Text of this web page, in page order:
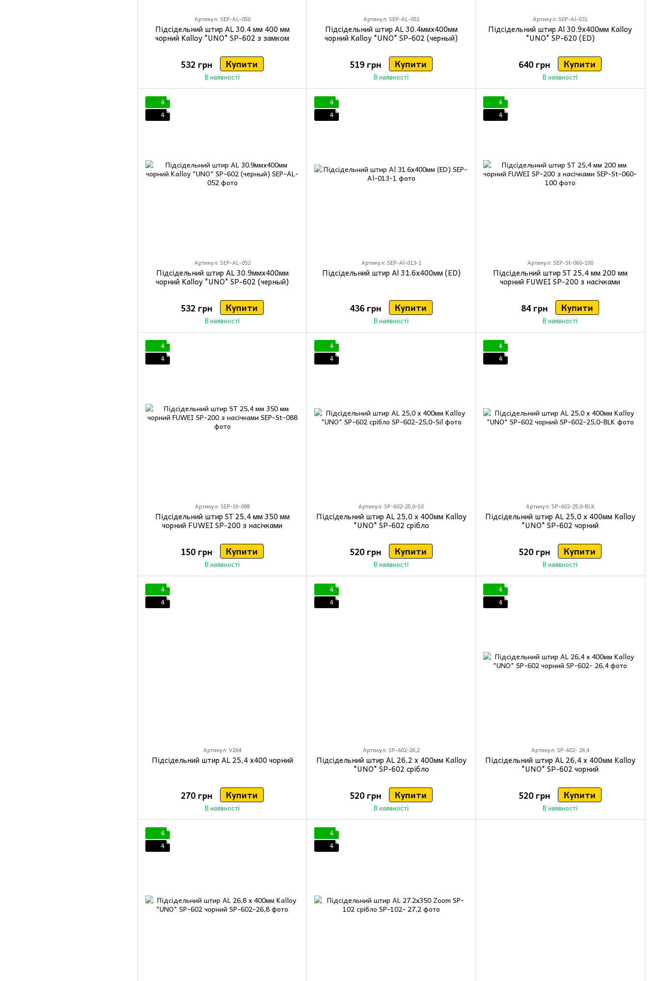
Артикул: SEP-AL-050
Підсідельний штир AL 30.4 мм 400 мм
чорний Kalloy "UNO" SP-602 з замком
532 грн Купити
В наявності
Артикул: SEP-AL-051
Підсідельний штир AL 30.4ммx400мм
чорний Kalloy "UNO" SP-602 (черный)
519 грн Купити
В наявності
Артикул: SEP-Al-031
Підсідельний штир Al 30.9x400мм Kalloy
"UNO" SP-620 (ED)
640 грн Купити
В наявності
4
4
Артикул: SEP-AL-052
Підсідельний штир AL 30.9ммx400мм
чорний Kalloy "UNO" SP-602 (черный)
532 грн Купити
В наявності
4
4
Артикул: SEP-Al-013-1
Підсідельний штир Al 31.6x400мм (ED)
436 грн Купити
В наявності
4
4
Артикул: SEP-St-060-100
Підсідельний штир ST 25,4 мм 200 мм
чорний FUWEI SP-200 з насічками
84 грн Купити
В наявності
4
4
Артикул: SEP-St-088
Підсідельний штир ST 25,4 мм 350 мм
чорний FUWEI SP-200 з насічками
150 грн Купити
В наявності
4
4
Артикул: SP-602-25,0-Sil
Підсідельний штир AL 25,0 x 400мм Kalloy
"UNO" SP-602 срібло
520 грн Купити
В наявності
4
4
Артикул: SP-602-25,0-BLK
Підсідельний штир AL 25,0 x 400мм Kalloy
"UNO" SP-602 чорний
520 грн Купити
В наявності
4
4
Артикул: V264
Підсідельний штир AL 25,4 x400 чорний
270 грн Купити
В наявності
4
4
Артикул: SP-602-26,2
Підсідельний штир AL 26,2 x 400мм Kalloy
"UNO" SP-602 срібло
520 грн Купити
В наявності
4
4
Артикул: SP-602- 26,4
Підсідельний штир AL 26,4 x 400мм Kalloy
"UNO" SP-602 чорний
520 грн Купити
В наявності
4
4
4
4